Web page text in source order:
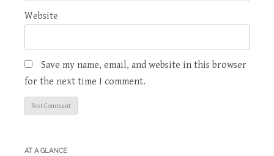
Website
Save my name, email, and website in this browser
for the next time I comment.
AT A GLANCE